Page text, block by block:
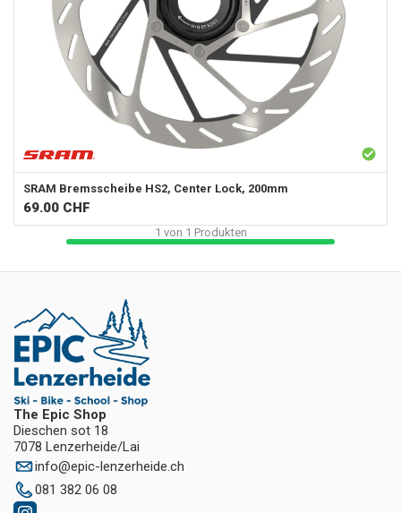
SRAM Bremsscheibe HS2, Center Lock, 200mm
69.00 CHF
1 von 1 Produkten
The Epic Shop
Dieschen sot 18
7078 Lenzerheide/Lai
info@epic-lenzerheide.ch
081 382 06 08